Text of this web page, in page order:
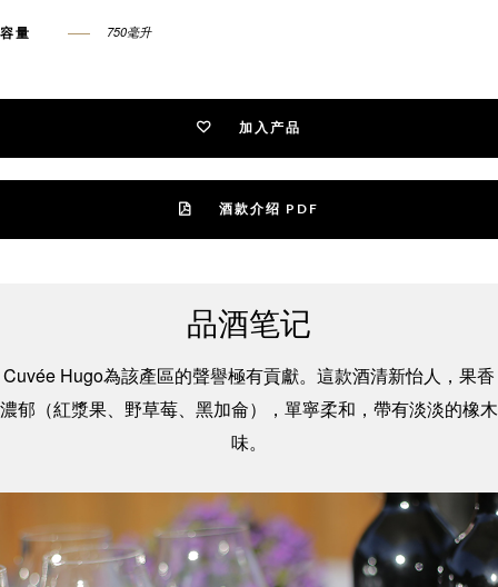
容量 750毫升
加入产品
酒款介绍 PDF
品酒笔记
Cuvée Hugo為該產區的聲譽極有貢獻。這款酒清新怡人，果香
濃郁（紅漿果、野草莓、黑加侖），單寧柔和，帶有淡淡的橡木
味。